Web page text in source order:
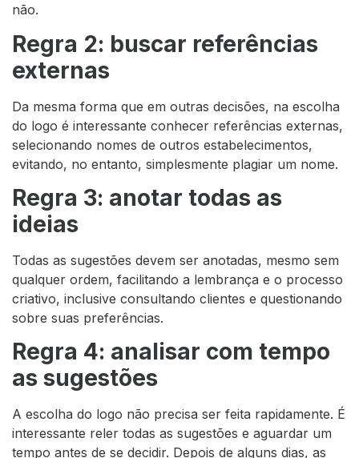
não.
Regra 2: buscar referências
externas
Da mesma forma que em outras decisões, na escolha
do logo é interessante conhecer referências externas,
selecionando nomes de outros estabelecimentos,
evitando, no entanto, simplesmente plagiar um nome.
Regra 3: anotar todas as
ideias
Todas as sugestões devem ser anotadas, mesmo sem
qualquer ordem, facilitando a lembrança e o processo
criativo, inclusive consultando clientes e questionando
sobre suas preferências.
Regra 4: analisar com tempo
as sugestões
A escolha do logo não precisa ser feita rapidamente. É
interessante reler todas as sugestões e aguardar um
tempo antes de se decidir. Depois de alguns dias, as